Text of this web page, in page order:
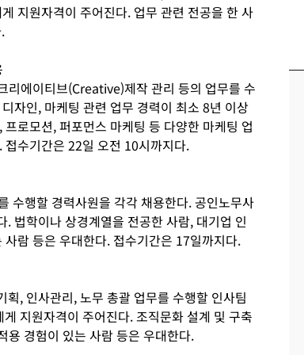
지원자격이 주어진다. 업무 관련 전공을 한 사
리에이티브(Creative)제작 관리 등의 업무를 수
자인, 마케팅 관련 업무 경력이 최소 8년 이상
로모션, 퍼포먼스 마케팅 등 다양한 마케팅 업
수기간은 22일 오전 10시까지다.
수행할 경력사원을 각각 채용한다. 공인노무사
법학이나 상경계열을 전공한 사람, 대기업 인
람 등은 우대한다. 접수기간은 17일까지다.
, 인사관리, 노무 총괄 업무를 수행할 인사팀
지원자격이 주어진다. 조직문화 설계 및 구축
용 경험이 있는 사람 등은 우대한다.